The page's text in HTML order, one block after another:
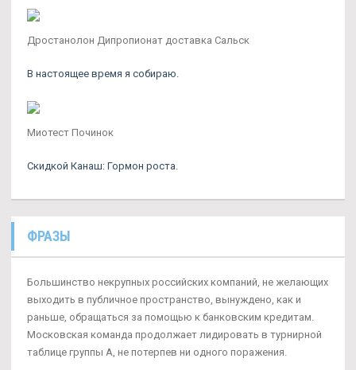
Дростанолон Дипропионат доставка Сальск
В настоящее время я собираю.
Миотест Починок
Скидкой Канаш: Гормон роста.
ФРАЗЫ
Большинство некрупных российских компаний, не желающих
выходить в публичное пространство, вынуждено, как и
раньше, обращаться за помощью к банковским кредитам.
Московская команда продолжает лидировать в турнирной
таблице группы А, не потерпев ни одного поражения.